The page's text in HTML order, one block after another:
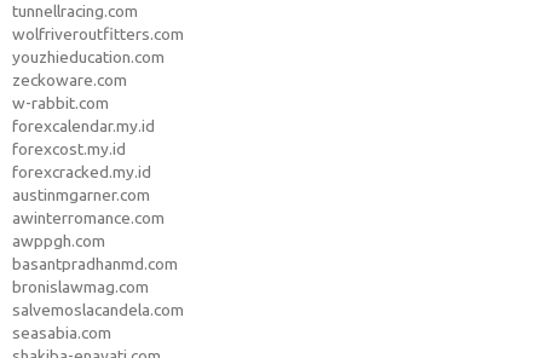
tunnellracing.com
wolfriveroutfitters.com
youzhieducation.com
zeckoware.com
w-rabbit.com
forexcalendar.my.id
forexcost.my.id
forexcracked.my.id
austinmgarner.com
awinterromance.com
awppgh.com
basantpradhanmd.com
bronislawmag.com
salvemoslacandela.com
seasabia.com